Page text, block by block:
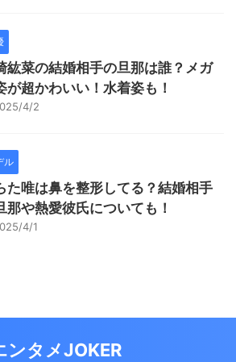
紘菜の結婚相手の旦那は誰？メガ
が超かわいい！水着姿も！
4/2
ル
た唯は鼻を整形してる？結婚相手
那や熱愛彼氏についても！
4/1
ンタメJOKER